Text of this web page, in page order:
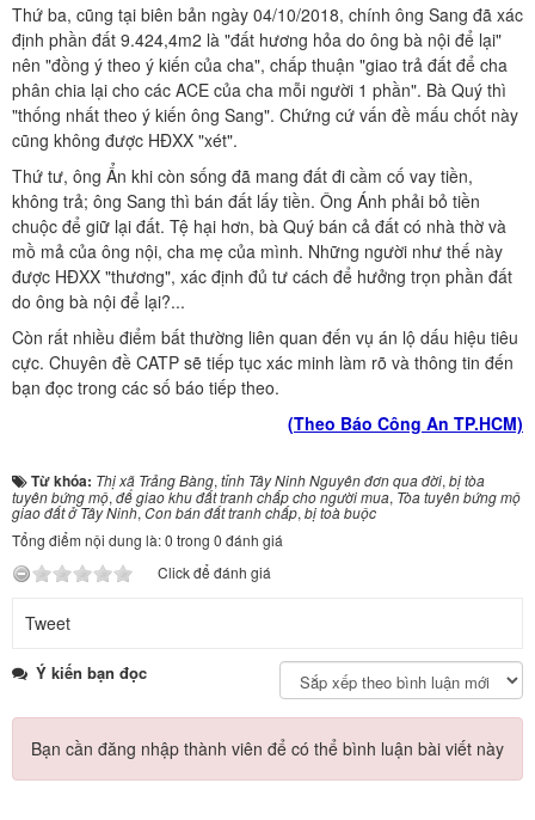
Thứ ba, cũng tại biên bản ngày 04/10/2018, chính ông Sang đã xác
định phần đất 9.424,4m2 là "đất hương hỏa do ông bà nội để lại"
nên "đồng ý theo ý kiến của cha", chấp thuận "giao trả đất để cha
phân chia lại cho các ACE của cha mỗi người 1 phần". Bà Quý thì
"thống nhất theo ý kiến ông Sang". Chứng cứ vấn đề mấu chốt này
cũng không được HĐXX "xét".
Thứ tư, ông Ẩn khi còn sống đã mang đất đi cầm cố vay tiền,
không trả; ông Sang thì bán đất lấy tiền. Ông Ánh phải bỏ tiền
chuộc để giữ lại đất. Tệ hại hơn, bà Quý bán cả đất có nhà thờ và
mồ mả của ông nội, cha mẹ của mình. Những người như thế này
được HĐXX "thương", xác định đủ tư cách để hưởng trọn phần đất
do ông bà nội để lại?...
Còn rất nhiều điểm bất thường liên quan đến vụ án lộ dấu hiệu tiêu
cực. Chuyên đề CATP sẽ tiếp tục xác minh làm rõ và thông tin đến
bạn đọc trong các số báo tiếp theo.
(Theo Báo Công An TP.HCM)
Từ khóa: Thị xã Trảng Bàng, tỉnh Tây Ninh Nguyên đơn qua đời, bị tòa
tuyên bứng mộ,để giao khu đất tranh chấp cho người mua, Tòa tuyên bứng mộ
giao đất ở Tây Ninh,Con bán đất tranh chấp, bị toà buộc
Tổng điểm nội dung là: 0 trong 0 đánh giá
Click để đánh giá
Tweet
Ý kiến bạn đọc
Bạn cần đăng nhập thành viên để có thể bình luận bài viết này